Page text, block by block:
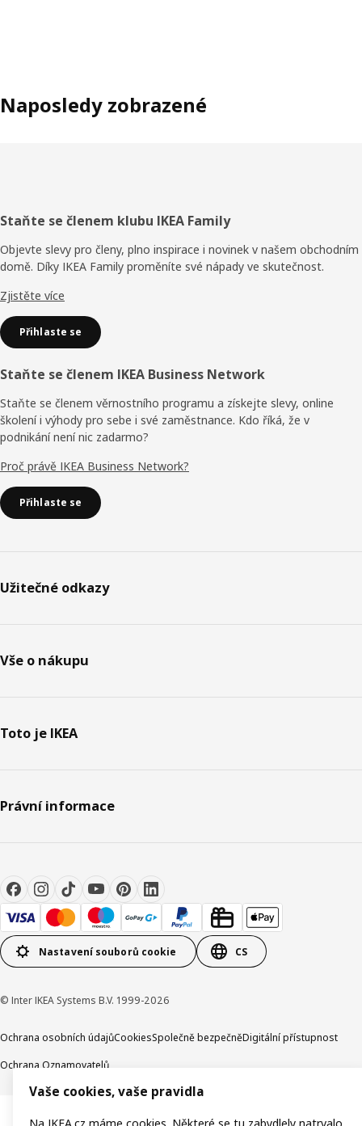
Naposledy zobrazené
Zápatí
Staňte se členem klubu IKEA Family
Objevte slevy pro členy, plno inspirace i novinek v našem obchodním
domě. Díky IKEA Family proměníte své nápady ve skutečnost.
Zjistěte více
Přihlaste se
Staňte se členem IKEA Business Network
Staňte se členem věrnostního programu a získejte slevy, online
školení i výhody pro sebe i své zaměstnance. Kdo říká, že v
podnikání není nic zadarmo?
Proč právě IKEA Business Network?
Přihlaste se
Užitečné odkazy
Vše o nákupu
Toto je IKEA
Právní informace
Nastavení souborů cookie CS
© Inter IKEA Systems B.V. 1999-2026
Ochrana osobních údajůCookiesSpolečně bezpečněDigitální přístupnost
Ochrana Oznamovatelů
Vaše cookies, vaše pravidla